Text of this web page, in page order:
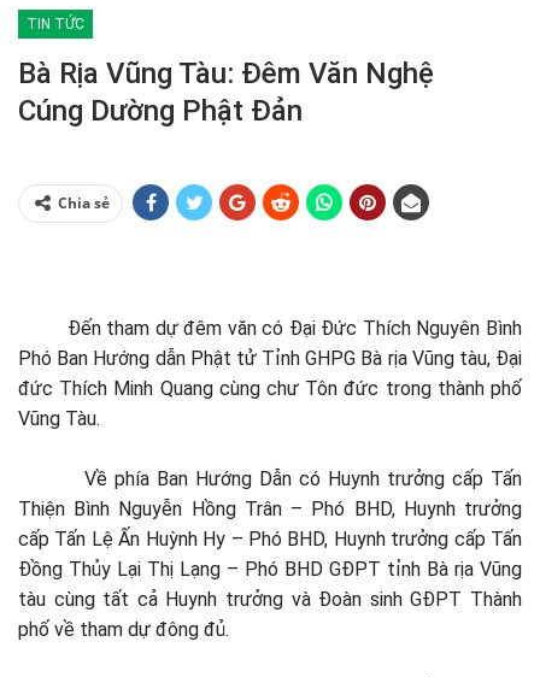
TIN TỨC
Bà Rịa Vũng Tàu: Đêm Văn Nghệ
Cúng Dường Phật Đản
Chia sẻ
Đến tham dự đêm văn có Đại Đức Thích Nguyên Bình
Phó Ban Hướng dẫn Phật tử Tỉnh GHPG Bà rịa Vũng tàu, Đại
đức Thích Minh Quang cùng chư Tôn đức trong thành phố
Vũng Tàu.
Về phía Ban Hướng Dẫn có Huynh trưởng cấp Tấn
Thiện Bình Nguyễn Hồng Trân – Phó BHD, Huynh trưởng
cấp Tấn Lệ Ấn Huỳnh Hy – Phó BHD, Huynh trưởng cấp Tấn
Đồng Thủy Lại Thị Lạng – Phó BHD GĐPT tỉnh Bà rịa Vũng
tàu cùng tất cả Huynh trưởng và Đoàn sinh GĐPT Thành
phố về tham dự đông đủ.